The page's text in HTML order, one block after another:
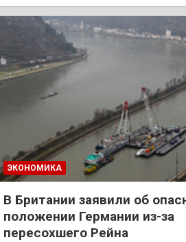
ЭКОНОМИКА
В Британии заявили об
положении Германии из-за
пересохшего Рейна